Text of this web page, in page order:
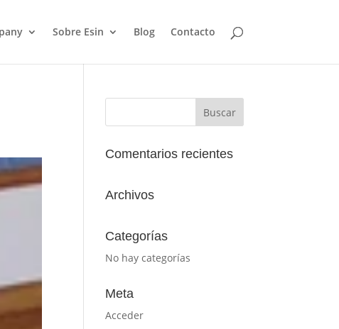
Sobre Esin Blog Contacto
Comentarios recientes
Archivos
Categorías
No hay categorías
Meta
Acceder